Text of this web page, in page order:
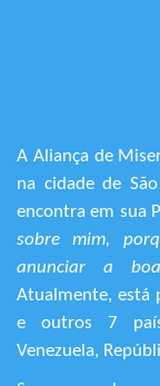
A Aliança de
na cidade de
encontra em sua
sobre mim,
anunciar a
Atualmente, está
e outros 7
Venezuela,